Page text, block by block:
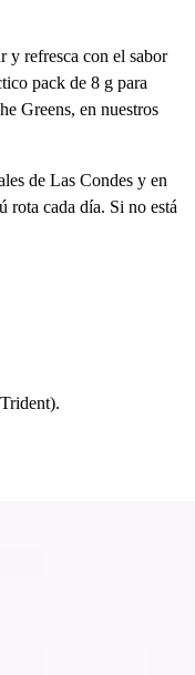
y refresca con el sabor
pack de 8 g para
Greens, en nuestros
de Las Condes y en
rota cada día. Si no está